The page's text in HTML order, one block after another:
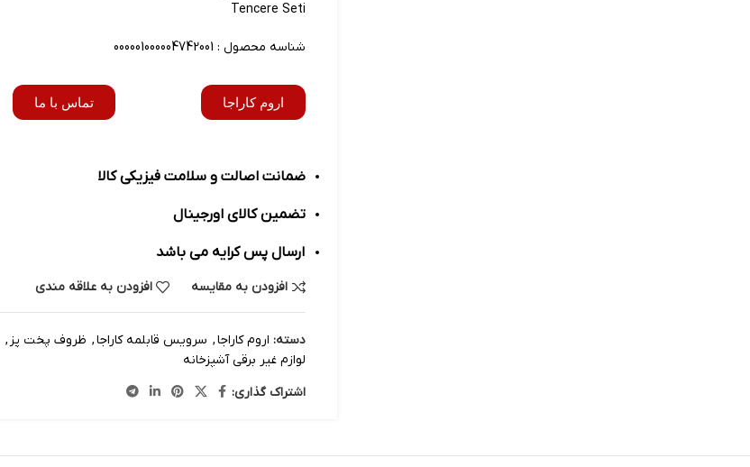
Tencere Seti
شناسه محصول : 000001000004742001
اروم کاراجا تماس با ما
ضمانت اصالت و سلامت فیزیکی کالا
تضمین کالای اورجینال
ارسال پس کرایه می باشد
افزودن به مقایسه افزودن به علاقه مندی
دسته: اروم کاراجا, سرویس قابلمه کاراجا, ظروف پخت پز ,
لوازم غیر برقی آشپزخانه
اشتراک گذاری: